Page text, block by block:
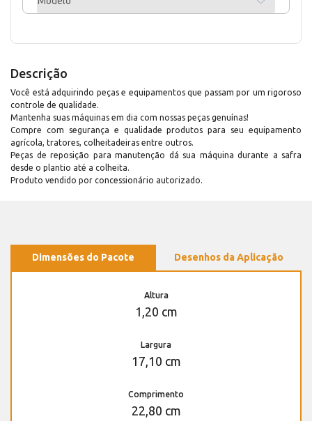
Descrição
Você está adquirindo peças e equipamentos que passam por um rigoroso
controle de qualidade.
Mantenha suas máquinas em dia com nossas peças genuínas!
Compre com segurança e qualidade produtos para seu equipamento
agrícola, tratores, colheitadeiras entre outros.
Peças de reposição para manutenção dá sua máquina durante a safra
desde o plantio até a colheita.
Produto vendido por concessionário autorizado.
Dimensões do Pacote Desenhos da Aplicação
Altura
1,20 cm
Largura
17,10 cm
Comprimento
22,80 cm